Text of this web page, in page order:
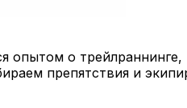
о трейлраннинге,
препятствия и